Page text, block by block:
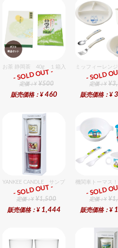
お茶 静岡茶 40g １箱入セット
ギフト
定価：¥ ¥500
販売価格：¥ 460
- SOLD OUT -
ミッフィーレン
ギフト
定価：¥
販売価格：¥
- SOLD
YANKEE CANDLE サンプラー3個・ホルダ
ギフト
定価：¥ ¥1,500
販売価格：¥ 1,444
- SOLD OUT -
機関車トーマス
ギフト
定価：¥
販売価格：¥
- SOLD